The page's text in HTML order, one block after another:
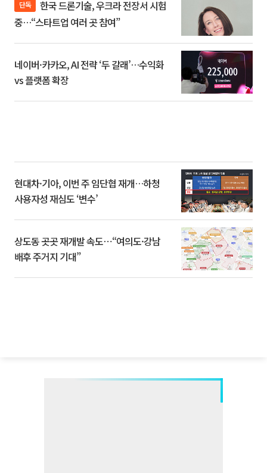
단독
중…“스타트업 여러 곳 참여”
네이버·카카오, AI 전략 ‘두 갈래’…수익화
vs 플랫폼 확장
현대차·기아, 이번 주 임단협 재개…하청
사용자성 재심도 ‘변수’
상도동 곳곳 재개발 속도⋯“여의도·강남
배후 주거지 기대”